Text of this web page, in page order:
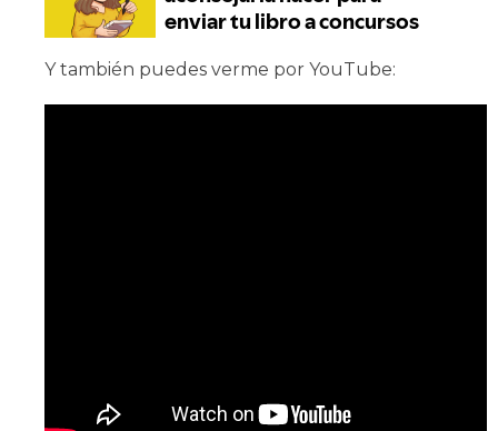
Y también puedes verme por YouTube: